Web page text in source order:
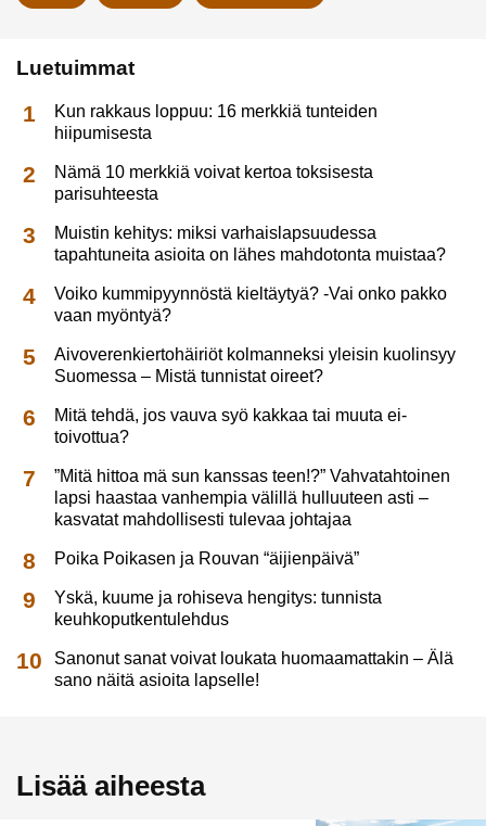
Luetuimmat
Kun rakkaus loppuu: 16 merkkiä tunteiden
hiipumisesta
Nämä 10 merkkiä voivat kertoa toksisesta
parisuhteesta
Muistin kehitys: miksi varhaislapsuudessa
tapahtuneita asioita on lähes mahdotonta muistaa?
Voiko kummipyynnöstä kieltäytyä? -Vai onko pakko
vaan myöntyä?
Aivoverenkiertohäiriöt kolmanneksi yleisin kuolinsyy
Suomessa – Mistä tunnistat oireet?
Mitä tehdä, jos vauva syö kakkaa tai muuta ei-
toivottua?
”Mitä hittoa mä sun kanssas teen!?” Vahvatahtoinen
lapsi haastaa vanhempia välillä hulluuteen asti –
kasvatat mahdollisesti tulevaa johtajaa
Poika Poikasen ja Rouvan “äijienpäivä”
Yskä, kuume ja rohiseva hengitys: tunnista
keuhkoputkentulehdus
Sanonut sanat voivat loukata huomaamattakin – Älä
sano näitä asioita lapselle!
Lisää aiheesta